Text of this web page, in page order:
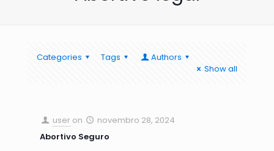
Categories Tags
Authors
Show all
user on
novembro 28, 2024
Abortivo Seguro